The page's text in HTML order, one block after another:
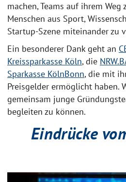
machen, Teams auf ihrem
Menschen aus Sport,
Startup-Szene miteinander zu
Ein besonderer Dank geht an
Kreissparkasse Köln, die
Sparkasse KölnBonn, die mit
Preisgelder ermöglicht haben.
gemeinsam junge
begleiten zu können.
Eindrücke